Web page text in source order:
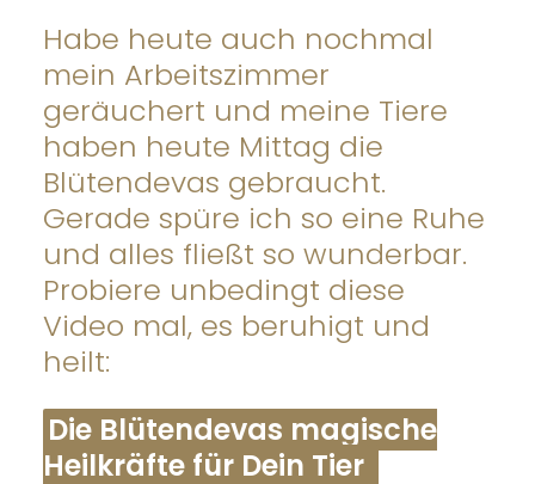
Habe heute auch nochmal
mein Arbeitszimmer
geräuchert und meine Tiere
haben heute Mittag die
Blütendevas gebraucht.
Gerade spüre ich so eine Ruhe
und alles fließt so wunderbar.
Probiere unbedingt diese
Video mal, es beruhigt und
heilt:
Die Blütendevas magische
Heilkräfte für Dein Tier